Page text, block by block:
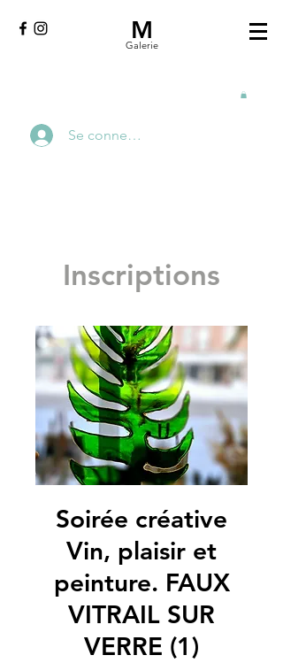
M
Galerie
Se connecter
Inscriptions
Soirée créative
Vin, plaisir et
peinture. FAUX
VITRAIL SUR
VERRE (1)